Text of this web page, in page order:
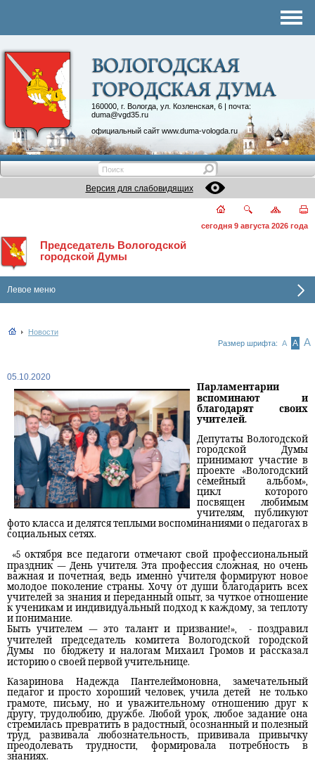
160000, г. Вологда, ул. Козленская, 6 | почта:
duma@vgd35.ru
официальный сайт www.duma-vologda.ru
Контакты
Депутатские объединения
Версия для слабовидящих
сегодня 9 августа 2026 года
Председатель Вологодской
городской Думы
Левое меню
Новости
Размер шрифта: А А А
05.10.2020
Парламентарии
вспоминают и
благодарят своих
учителей.
Депутаты Вологодской
городской Думы
принимают участие в
проекте «Вологодский
семейный альбом»,
цикл которого
посвящен любимым
учителям, публикуют
фото класса и делятся теплыми воспоминаниями о педагогах в
социальных сетях.
«5 октября все педагоги отмечают свой профессиональный
праздник — День учителя. Эта профессия сложная, но очень
важная и почетная, ведь именно учителя формируют новое
молодое поколение страны. Хочу от души благодарить всех
учителей за знания и переданный опыт, за чуткое отношение
к ученикам и индивидуальный подход к каждому, за теплоту
и понимание.
Быть учителем — это талант и призвание!»,
- поздравил
учителей председатель комитета Вологодской городской
Думы
по бюджету и налогам Михаил Громов и рассказал
историю о своей первой учительнице.
Казаринова Надежда Пантелеймоновна, замечательный
педагог и просто хороший человек, учила детей
не только
грамоте, письму, но и уважительному отношению друг к
другу, трудолюбию, дружбе. Любой урок, любое задание она
стремилась превратить в радостный, осознанный и полезный
труд, развивала любознательность, прививала привычку
преодолевать трудности, формировала потребность в
знаниях.